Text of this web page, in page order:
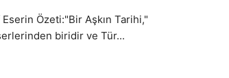
Özeti:"Bir Aşkın Tarihi,"
biridir ve Tür...